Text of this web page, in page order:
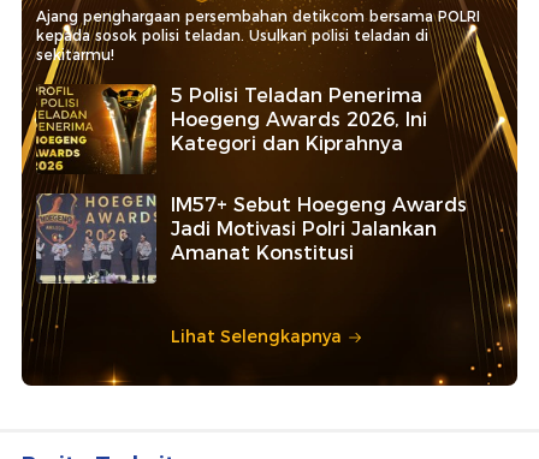
Ajang penghargaan persembahan detikcom bersama POLRI
kepada sosok polisi teladan. Usulkan polisi teladan di
sekitarmu!
5 Polisi Teladan Penerima
Hoegeng Awards 2026, Ini
Kategori dan Kiprahnya
IM57+ Sebut Hoegeng Awards
Jadi Motivasi Polri Jalankan
Amanat Konstitusi
Lihat Selengkapnya